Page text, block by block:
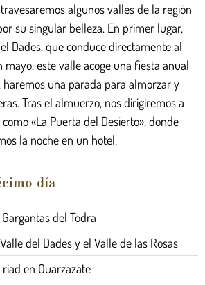
algunos valles de la región
su singular belleza. En primer lugar,
Dades, que conduce directamente al
mayo, este valle acoge una fiesta anual
haremos una parada para almorzar y
Tras el almuerzo, nos dirigiremos a
«La Puerta del Desierto», donde
la noche en un hotel.
día
del Todra
del Dades y el Valle de las Rosas
en Ouarzazate